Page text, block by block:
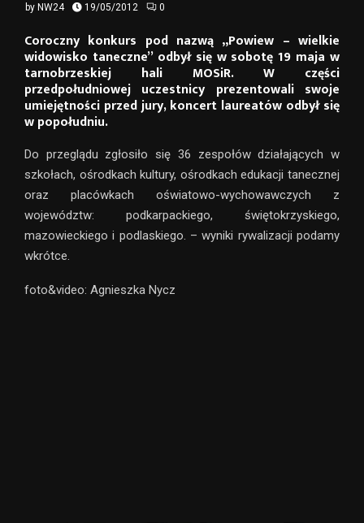
by NW24 19/05/2012 0
Coroczny konkurs pod nazwą „Powiew – wielkie
widowisko taneczne” odbył się w sobotę 19 maja w
tarnobrzeskiej hali MOSiR. W części
przedpołudniowej uczestnicy prezentowali swoje
umiejętności przed jury, koncert laureatów odbył się
w popołudniu.
Do przeglądu zgłosiło się 36 zespołów działających w
szkołach, ośrodkach kultury, ośrodkach edukacji tanecznej
oraz placówkach oświatowo-wychowawczych z
województw: podkarpackiego, świętokrzyskiego,
mazowieckiego i podlaskiego. – wyniki rywalizacji podamy
wkrótce.
foto&video: Agnieszka Nycz